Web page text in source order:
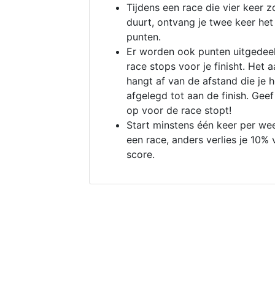
Tijdens een race die vier keer
duurt, ontvang je twee keer
punten.
Er worden ook punten
race stops voor je finisht. Het
hangt af van de afstand die je
afgelegd tot aan de finish.
op voor de race stopt!
Start minstens één keer per
een race, anders verlies je 10%
score.